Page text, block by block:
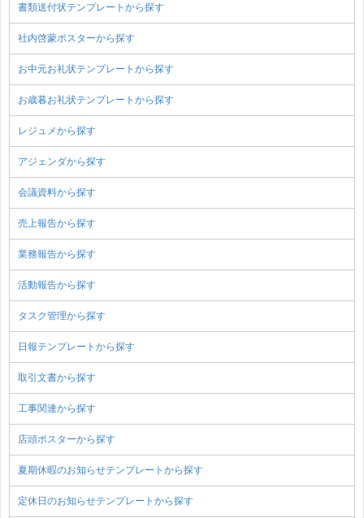
書類送付状テンプレートから探す
社内啓蒙ポスターから探す
お中元お礼状テンプレートから探す
お歳暮お礼状テンプレートから探す
レジュメから探す
アジェンダから探す
会議資料から探す
売上報告から探す
業務報告から探す
活動報告から探す
タスク管理から探す
日報テンプレートから探す
取引文書から探す
工事関連から探す
店頭ポスターから探す
夏期休暇のお知らせテンプレートから探す
定休日のお知らせテンプレートから探す